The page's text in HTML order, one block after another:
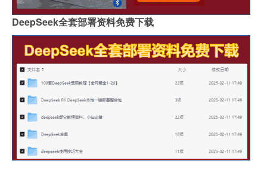
DeepSeek全套部署资料免费下载